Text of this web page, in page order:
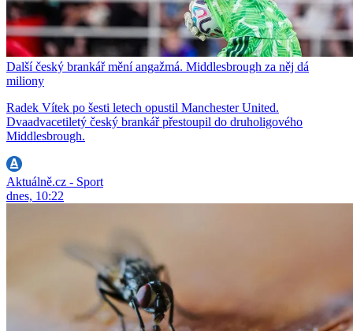
Další český brankář mění angažmá. Middlesbrough za něj dá
miliony
Radek Vítek po šesti letech opustil Manchester United.
Dvaadvacetiletý český brankář přestoupil do druholigového
Middlesbrough.
Aktuálně.cz - Sport
dnes, 10:22